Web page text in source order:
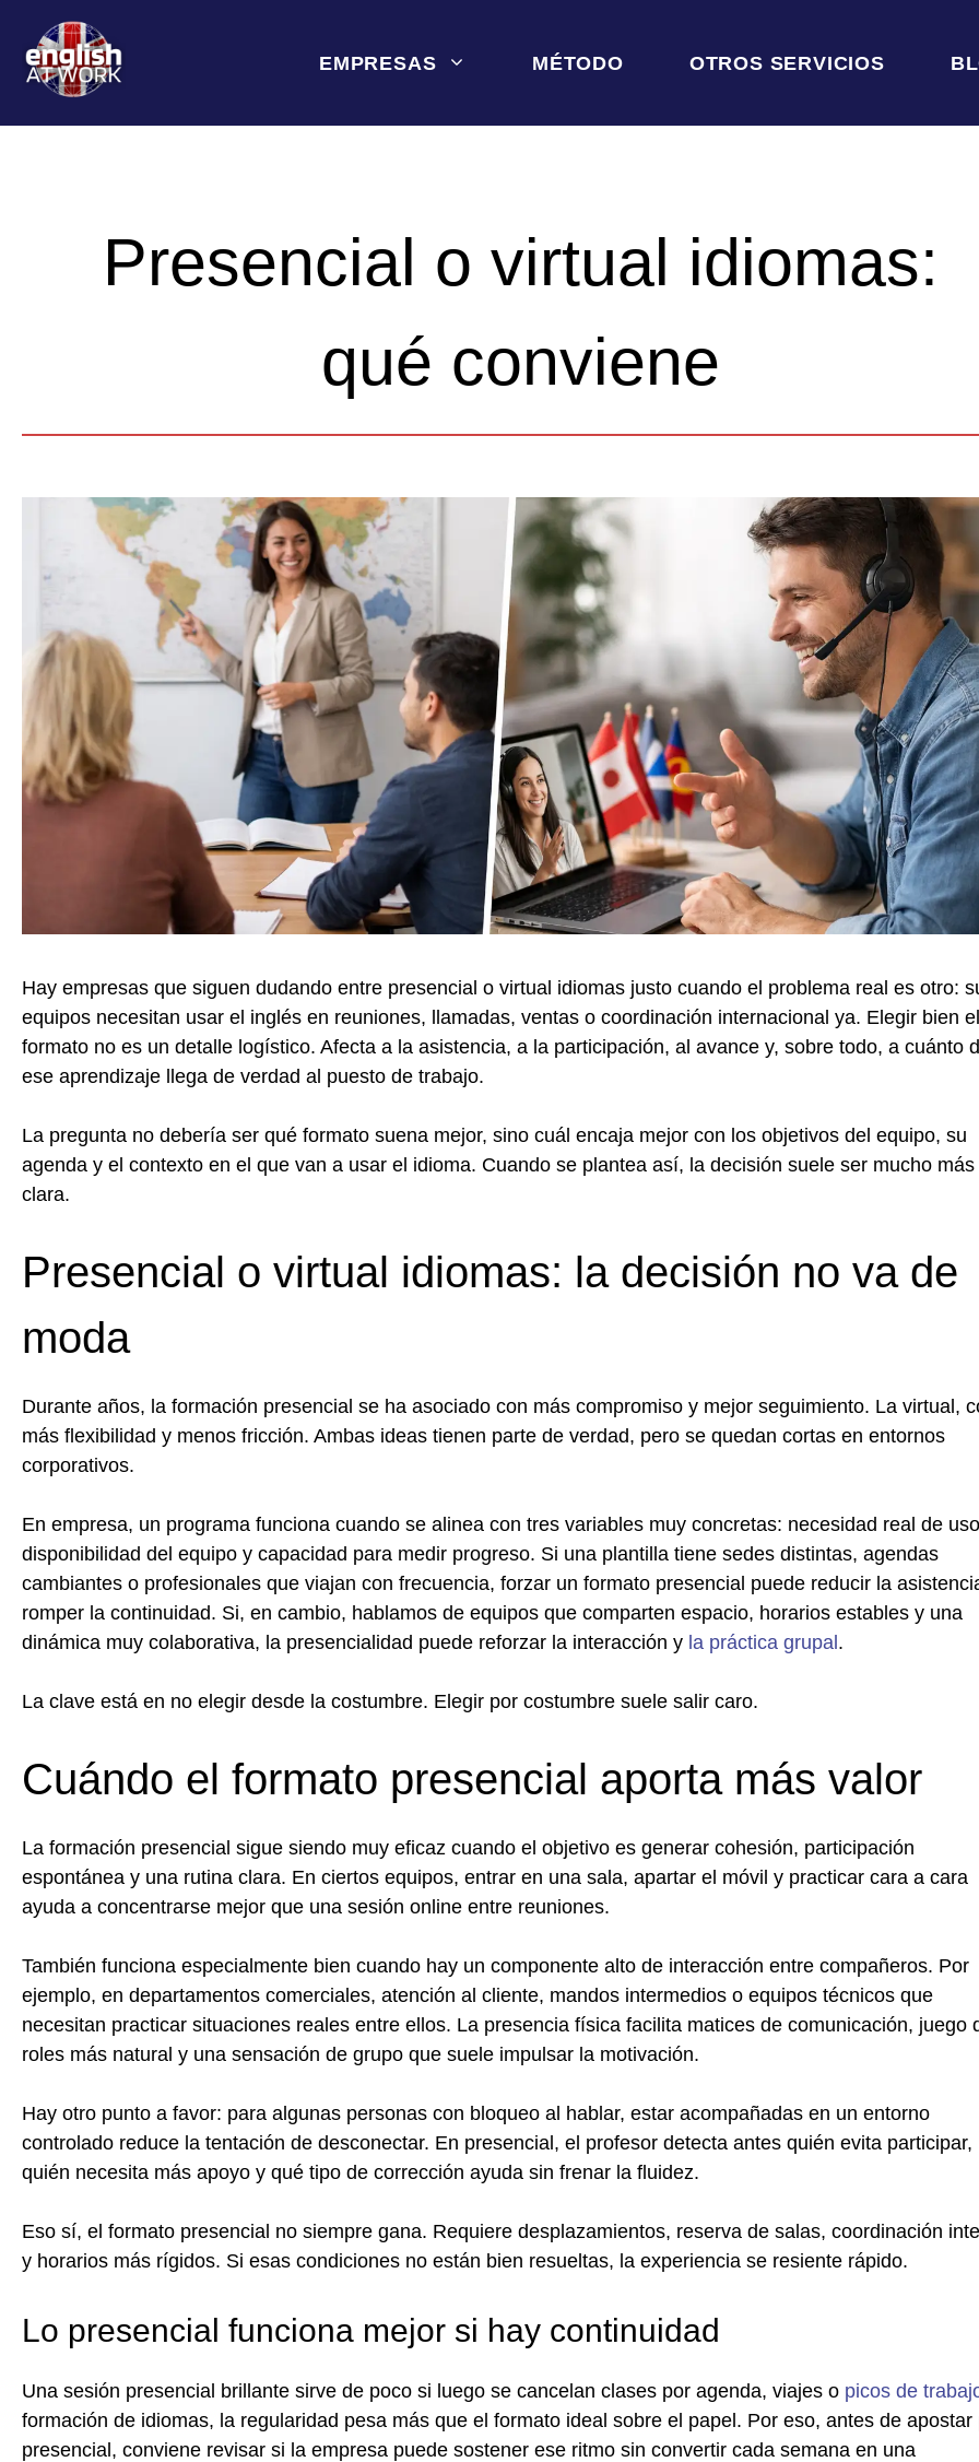
contenido
EMPRESAS MÉTODO OTROS SERVICIOS
Presencial o virtual idiomas:
qué conviene
Hay empresas que siguen dudando entre presencial o virtual idiomas justo cuando el problema real es otro:
equipos necesitan usar el inglés en reuniones, llamadas, ventas o coordinación internacional ya. Elegir bien el
formato no es un detalle logístico. Afecta a la asistencia, a la participación, al avance y, sobre todo, a cuánto
ese aprendizaje llega de verdad al puesto de trabajo.
La pregunta no debería ser qué formato suena mejor, sino cuál encaja mejor con los objetivos del equipo, su
agenda y el contexto en el que van a usar el idioma. Cuando se plantea así, la decisión suele ser mucho más
clara.
Presencial o virtual idiomas: la decisión no va de
moda
Durante años, la formación presencial se ha asociado con más compromiso y mejor seguimiento. La virtual,
más flexibilidad y menos fricción. Ambas ideas tienen parte de verdad, pero se quedan cortas en entornos
corporativos.
En empresa, un programa funciona cuando se alinea con tres variables muy concretas: necesidad real de
disponibilidad del equipo y capacidad para medir progreso. Si una plantilla tiene sedes distintas, agendas
cambiantes o profesionales que viajan con frecuencia, forzar un formato presencial puede reducir la
romper la continuidad. Si, en cambio, hablamos de equipos que comparten espacio, horarios estables y una
dinámica muy colaborativa, la presencialidad puede reforzar la interacción y la práctica grupal .
La clave está en no elegir desde la costumbre. Elegir por costumbre suele salir caro.
Cuándo el formato presencial aporta más valor
La formación presencial sigue siendo muy eficaz cuando el objetivo es generar cohesión, participación
espontánea y una rutina clara. En ciertos equipos, entrar en una sala, apartar el móvil y practicar cara a cara
ayuda a concentrarse mejor que una sesión online entre reuniones.
También funciona especialmente bien cuando hay un componente alto de interacción entre compañeros. Por
ejemplo, en departamentos comerciales, atención al cliente, mandos intermedios o equipos técnicos que
necesitan practicar situaciones reales entre ellos. La presencia física facilita matices de comunicación, juego
roles más natural y una sensación de grupo que suele impulsar la motivación.
Hay otro punto a favor: para algunas personas con bloqueo al hablar, estar acompañadas en un entorno
controlado reduce la tentación de desconectar. En presencial, el profesor detecta antes quién evita participar,
quién necesita más apoyo y qué tipo de corrección ayuda sin frenar la fluidez.
Eso sí, el formato presencial no siempre gana. Requiere desplazamientos, reserva de salas, coordinación
y horarios más rígidos. Si esas condiciones no están bien resueltas, la experiencia se resiente rápido.
Lo presencial funciona mejor si hay continuidad
Una sesión presencial brillante sirve de poco si luego se cancelan clases por agenda, viajes o picos de
formación de idiomas, la regularidad pesa más que el formato ideal sobre el papel. Por eso, antes de apostar
presencial, conviene revisar si la empresa puede sostener ese ritmo sin convertir cada semana en una